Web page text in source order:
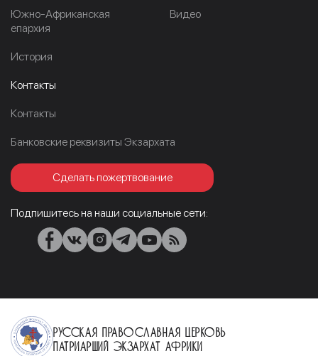
Южно-Африканская
епархия
История
Видео
Контакты
Контакты
Банковские реквизиты Экзархата
Сделать пожертвование
Подпишитесь на наши социальные сети:
Русская Православная Церковь
Патриарший Экзархат Африки